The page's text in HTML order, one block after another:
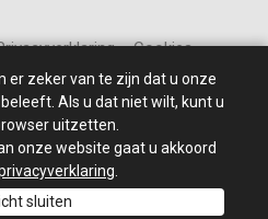
– Cookies
– Alle rechten voorbehouden.
- Website realisatie door
er zeker van te zijn dat u onze
Als u dat niet wilt, kunt u
uitzetten.
onze website gaat u akkoord
sluiten